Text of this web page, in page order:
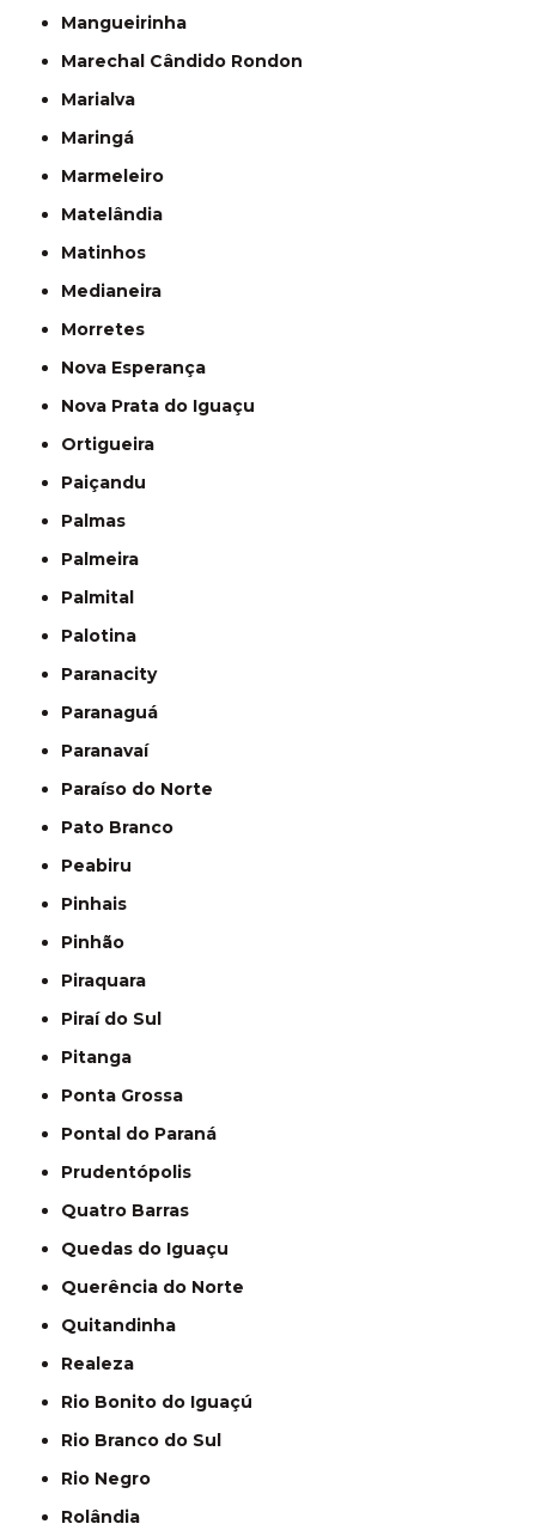
Mangueirinha
Marechal Cândido Rondon
Marialva
Maringá
Marmeleiro
Matelândia
Matinhos
Medianeira
Morretes
Nova Esperança
Nova Prata do Iguaçu
Ortigueira
Paiçandu
Palmas
Palmeira
Palmital
Palotina
Paranacity
Paranaguá
Paranavaí
Paraíso do Norte
Pato Branco
Peabiru
Pinhais
Pinhão
Piraquara
Piraí do Sul
Pitanga
Ponta Grossa
Pontal do Paraná
Prudentópolis
Quatro Barras
Quedas do Iguaçu
Querência do Norte
Quitandinha
Realeza
Rio Bonito do Iguaçú
Rio Branco do Sul
Rio Negro
Rolândia